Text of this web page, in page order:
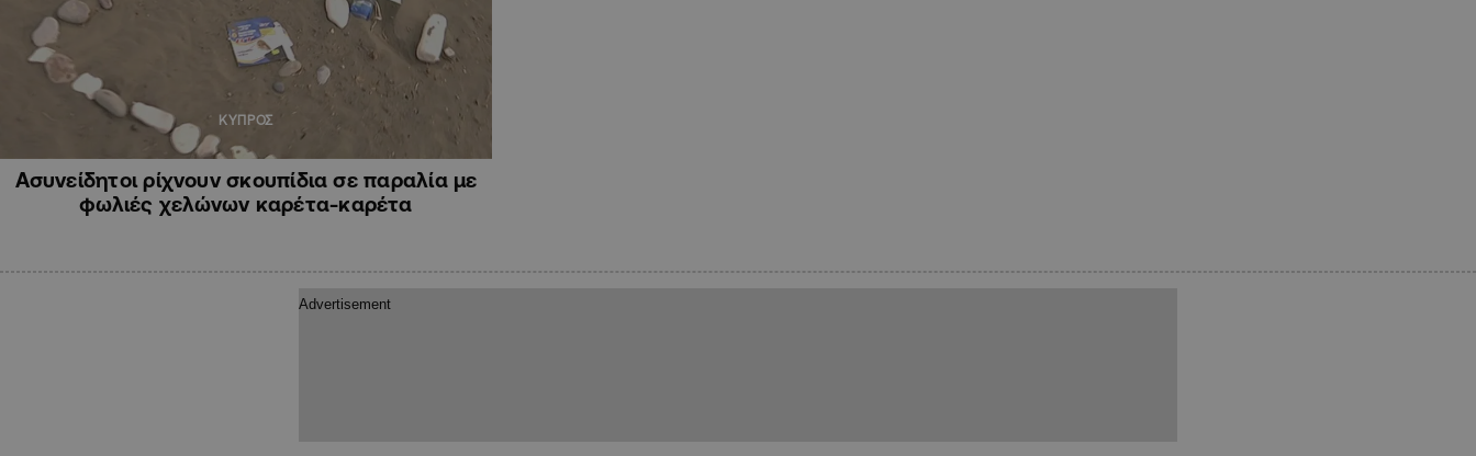
ΚΥΠΡΟΣ
Ασυνείδητοι ρίχνουν σκουπίδια σε παραλία με
φωλιές χελώνων καρέτα-καρέτα